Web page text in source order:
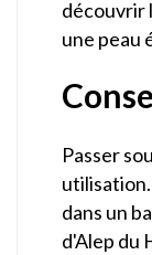
découvrir
une peau
Passer
dans un
d'Alep du